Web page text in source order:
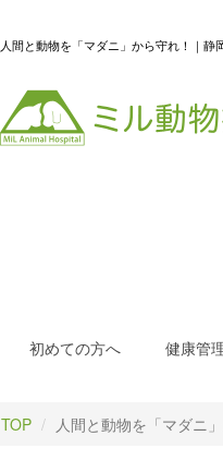
人間と動物を「マダニ」から守れ！｜
初めての方へ 健康管
TOP 人間と動物を「マダニ